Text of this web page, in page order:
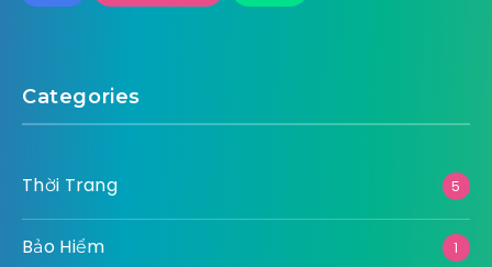
Categories
Thời Trang 5
Bảo Hiểm 1